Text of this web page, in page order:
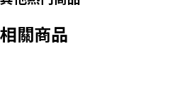
相關商品